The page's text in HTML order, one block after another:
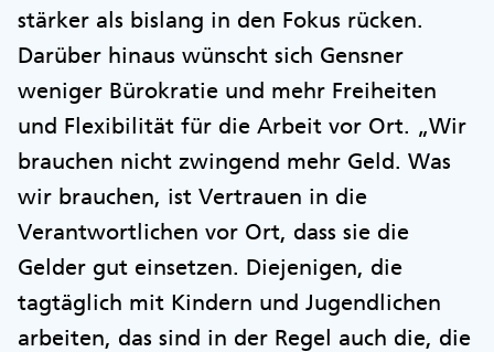
stärker als bislang in den Fokus rücken.
Darüber hinaus wünscht sich Gensner
weniger Bürokratie und mehr Freiheiten
und Flexibilität für die Arbeit vor Ort. „Wir
brauchen nicht zwingend mehr Geld. Was
wir brauchen, ist Vertrauen in die
Verantwortlichen vor Ort, dass sie die
Gelder gut einsetzen. Diejenigen, die
tagtäglich mit Kindern und Jugendlichen
arbeiten, das sind in der Regel auch die, die